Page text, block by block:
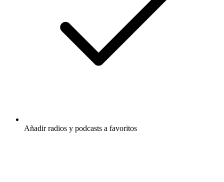
Añadir radios y podcasts a favoritos